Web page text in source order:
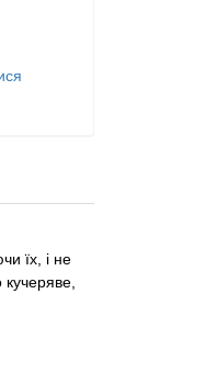
їх, і не
кучеряве,